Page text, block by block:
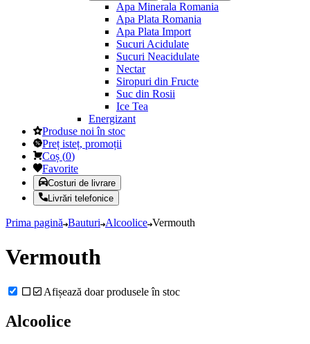
Apa Minerala Romania
Apa Plata Romania
Apa Plata Import
Sucuri Acidulate
Sucuri Neacidulate
Nectar
Siropuri din Fructe
Suc din Rosii
Ice Tea
Energizant
Produse noi în stoc
Preț isteț, promoții
Coș (0)
Favorite
Costuri de livrare
Livrări telefonice
Prima pagină Bauturi Alcoolice Vermouth
Vermouth
Afișează doar produsele în stoc
Alcoolice